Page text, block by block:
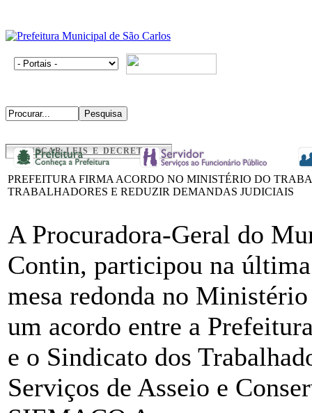
BUSCAR LEIS E DECRETOS
PREFEITURA FIRMA ACORDO NO MINISTÉRIO DO
TRABALHADORES E REDUZIR DEMANDAS JUDICIAIS
A Procuradora-Geral do
Contin, participou na
mesa redonda no
um acordo entre a
e o Sindicato dos
Serviços de Asseio e